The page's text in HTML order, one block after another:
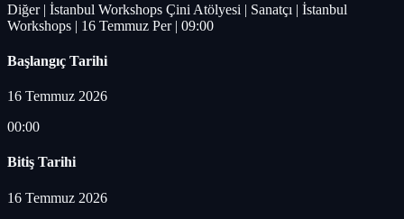
Diğer | İstanbul Workshops Çini Atölyesi | Sanatçı | İstanbul
Workshops | 16 Temmuz Per | 09:00
Başlangıç Tarihi
16 Temmuz 2026
00:00
Bitiş Tarihi
16 Temmuz 2026